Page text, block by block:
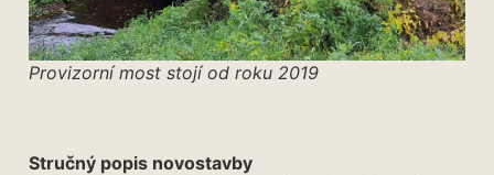
Provizorní most stojí od roku 2019
Stručný popis novostavby